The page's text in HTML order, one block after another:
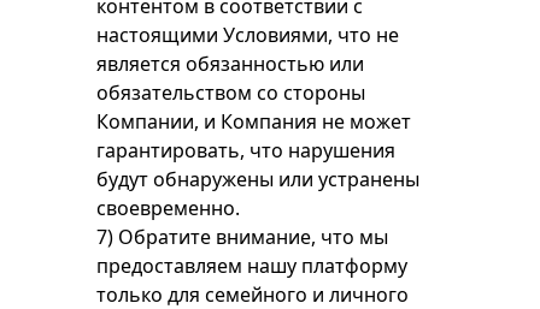
контентом в соответствии с
настоящими Условиями, что не
является обязанностью или
обязательством со стороны
Компании, и Компания не может
гарантировать, что нарушения
будут обнаружены или устранены
своевременно.
7) Обратите внимание, что мы
предоставляем нашу платформу
только для семейного и личного